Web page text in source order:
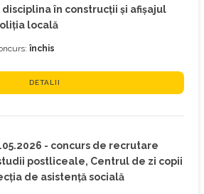
în construcții și afișajul
locală
închis
DETALII
- concurs de recrutare
postliceale, Centrul de zi copii
de asistență socială